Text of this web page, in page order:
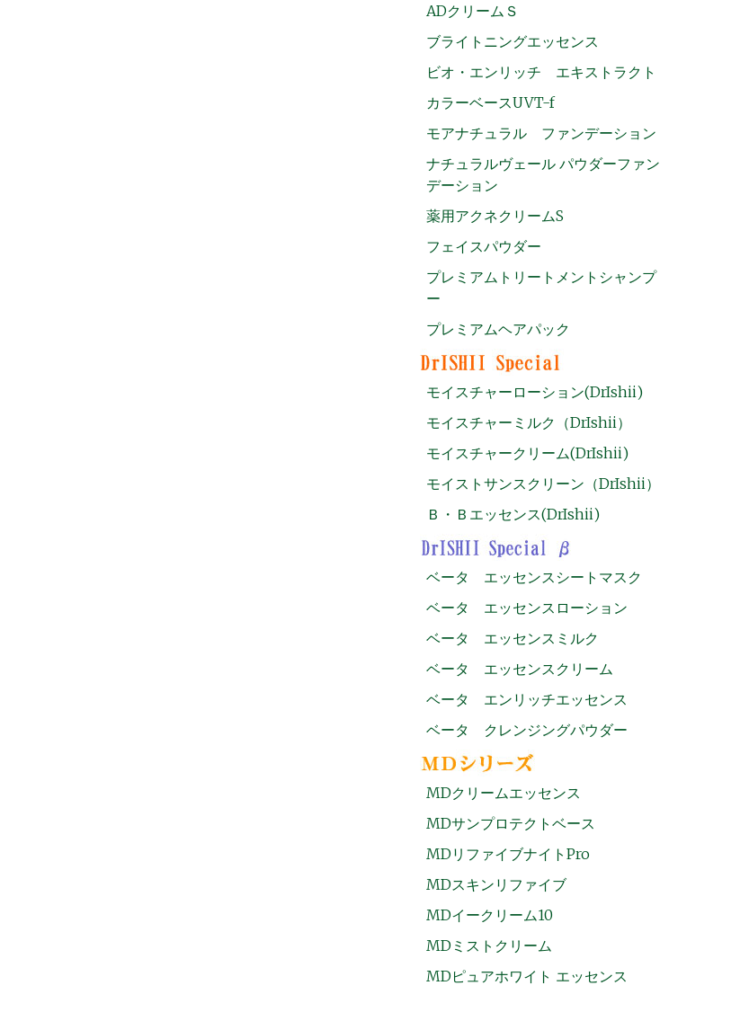
ADクリームＳ
ブライトニングエッセンス
ビオ・エンリッチ エキストラクト
カラーベースUVT-f
モアナチュラル ファンデーション
ナチュラルヴェール パウダーファン
デーション
薬用アクネクリームS
フェイスパウダー
プレミアムトリートメントシャンプ
ー
プレミアムヘアパック
モイスチャーローション(DrIshii)
モイスチャーミルク（DrIshii）
モイスチャークリーム(DrIshii)
モイストサンスクリーン（DrIshii）
Ｂ・Ｂエッセンス(DrIshii)
ベータ エッセンスシートマスク
ベータ エッセンスローション
ベータ エッセンスミルク
ベータ エッセンスクリーム
ベータ エンリッチエッセンス
ベータ クレンジングパウダー
MDクリームエッセンス
MDサンプロテクトベース
MDリファイブナイトPro
MDスキンリファイブ
MDイークリーム10
MDミストクリーム
MDピュアホワイト エッセンス